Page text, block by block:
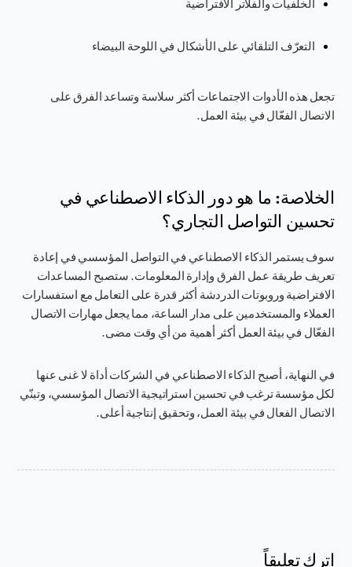
الخلفيات والفلاتر الافتراضية
التعرّف التلقائي على الأشكال في اللوحة البيضاء
تجعل هذه الأدوات الاجتماعات أكثر سلاسة وتساعد الفرق على
الاتصال الفعّال في بيئة العمل.
الخلاصة: ما هو دور الذكاء الاصطناعي في
تحسين التواصل التجاري؟
سوف يستمر الذكاء الاصطناعي في التواصل المؤسسي في إعادة
تعريف طريقة عمل الفرق وإدارة المعلومات. ستصبح المساعدات
الافتراضية وروبوتات الدردشة أكثر قدرة على التعامل مع استفسارات
العملاء والمستخدمين على مدار الساعة، مما يجعل مهارات الاتصال
الفعّال في بيئة العمل أكثر أهمية من أي وقت مضى.
في النهاية، أصبح الذكاء الاصطناعي في الشركات أداة لا غنى عنها
لكل مؤسسة ترغب في تحسين استراتيجية الاتصال المؤسسي، وتبنّي
الاتصال الفعال في بيئة العمل، وتحقيق إنتاجية أعلى.
اترك تعليقاً